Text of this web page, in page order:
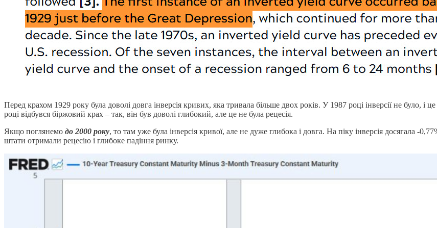
Перед крахом 1929 року була доволі довга інверсія кривих, яка тривала більше двох років. У 1987 році інверсії не було, і
році відбувся біржовий крах – так, він був доволі глибокий, але це не була рецесія.
Якщо поглянемо до 2000 року, то там уже була інверсія кривої, але не дуже глибока і довга. На піку інверсія досягала -
штати отримали рецесію і глибоке падіння ринку.